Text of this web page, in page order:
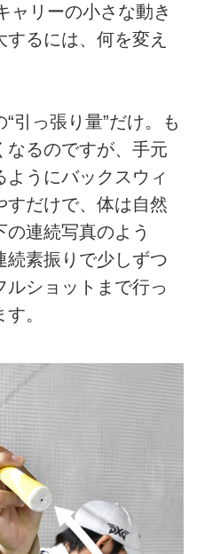
ャリーの小さな動き
るには、何を変え
引っ張り量”だけ。も
なるのですが、手元
うにバックスウィ
すだけで、体は自然
の連続写真のよう
続素振りで少しずつ
ショットまで行っ
。